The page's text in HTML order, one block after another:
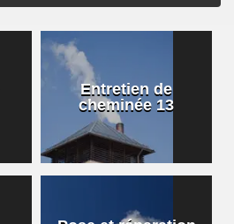
Entretien de
cheminée 13